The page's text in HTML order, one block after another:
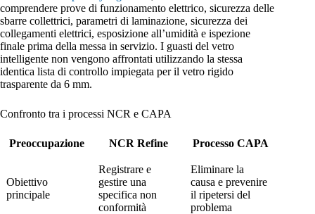
comprendere prove di funzionamento elettrico, sicurezza delle
sbarre collettrici, parametri di laminazione, sicurezza dei
collegamenti elettrici, esposizione all’umidità e ispezione
finale prima della messa in servizio. I guasti del vetro
intelligente non vengono affrontati utilizzando la stessa
identica lista di controllo impiegata per il vetro rigido
trasparente da 6 mm.
Confronto tra i processi NCR e CAPA
Preoccupazione NCR Refine Processo CAPA
Obiettivo
principale
Registrare e
gestire una
specifica non
conformità
Eliminare la
causa e prevenire
il ripetersi del
problema